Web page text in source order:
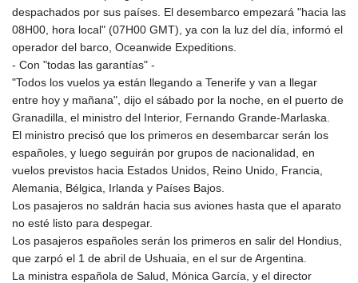
HUF 363.096405
IDR
20580.370421
IMP 0.8566
INR 109.992259
IQD
1515.115748
IRR
1590322.371805
ISK 142.598215
JEP 0.8566
JOD 0.819746
JPY 182.445186
despachados por sus países. El desembarco empezará "hacia las
08H00, hora local" (07H00 GMT), ya con la luz del día, informó el
operador del barco, Oceanwide Expeditions.
- Con "todas las garantías" -
"Todos los vuelos ya están llegando a Tenerife y van a llegar
entre hoy y mañana", dijo el sábado por la noche, en el puerto de
Granadilla, el ministro del Interior, Fernando Grande-Marlaska.
El ministro precisó que los primeros en desembarcar serán los
españoles, y luego seguirán por grupos de nacionalidad, en
vuelos previstos hacia Estados Unidos, Reino Unido, Francia,
Alemania, Bélgica, Irlanda y Países Bajos.
Los pasajeros no saldrán hacia sus aviones hasta que el aparato
no esté listo para despegar.
Los pasajeros españoles serán los primeros en salir del Hondius,
que zarpó el 1 de abril de Ushuaia, en el sur de Argentina.
La ministra española de Salud, Mónica García, y el director